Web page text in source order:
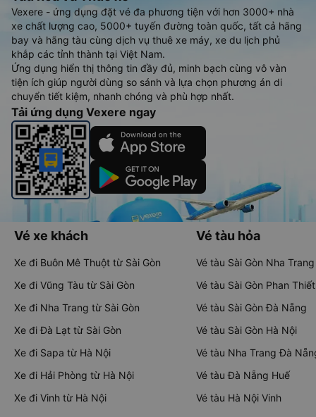
Vexere - ứng dụng đặt vé đa phương tiện với hơn 3000+ nhà
xe chất lượng cao, 5000+ tuyến đường toàn quốc, tất cả hãng
bay và hãng tàu cùng dịch vụ thuê xe máy, xe du lịch phủ
khắp các tỉnh thành tại Việt Nam.
Ứng dụng hiển thị thông tin đầy đủ, minh bạch cùng vô vàn
tiện ích giúp người dùng so sánh và lựa chọn phương án di
chuyển tiết kiệm, nhanh chóng và phù hợp nhất.
Tải ứng dụng Vexere ngay
Vé xe khách
Xe đi Buôn Mê Thuột từ Sài Gòn
Xe đi Vũng Tàu từ Sài Gòn
Xe đi Nha Trang từ Sài Gòn
Xe đi Đà Lạt từ Sài Gòn
Xe đi Sapa từ Hà Nội
Xe đi Hải Phòng từ Hà Nội
Xe đi Vinh từ Hà Nội
Vé tàu hỏa
Vé tàu Sài Gòn Nha Trang
Vé tàu Sài Gòn Phan Thiết
Vé tàu Sài Gòn Đà Nẵng
Vé tàu Sài Gòn Hà Nội
Vé tàu Nha Trang Đà
Vé tàu Đà Nẵng Huế
Vé tàu Hà Nội Vinh